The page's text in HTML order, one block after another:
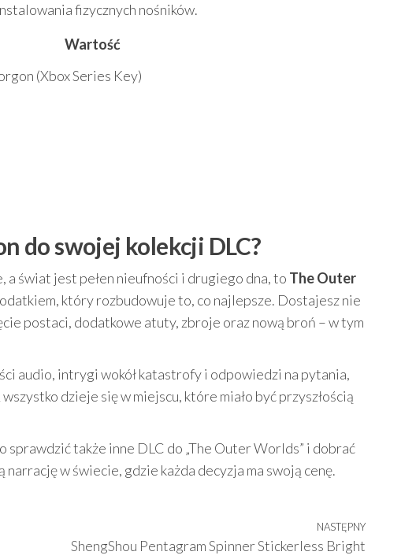
fizycznych nośników.
Wartość
(Xbox Series Key)
do swojej kolekcji DLC?
a świat jest pełen nieufności i drugiego dna, to The Outer
który rozbudowuje to, co najlepsze. Dostajesz nie
postaci, dodatkowe atuty, zbroje oraz nową broń – w tym
audio, intrygi wokół katastrofy i odpowiedzi na pytania,
dzieje się w miejscu, które miało być przyszłością
także inne DLC do „The Outer Worlds” i dobrać
w świecie, gdzie każda decyzja ma swoją cenę.
Następny
wpis
NASTĘPNY
ShengShou Pentagram Spinner Stickerless Bright